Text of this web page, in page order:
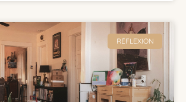
RÉFLEXION